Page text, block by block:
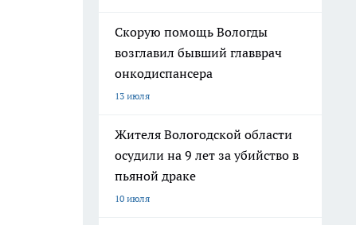
Скорую помощь Вологды
возглавил бывший главврач
онкодиспансера
13 июля
Жителя Вологодской области
осудили на 9 лет за убийство в
пьяной драке
10 июля